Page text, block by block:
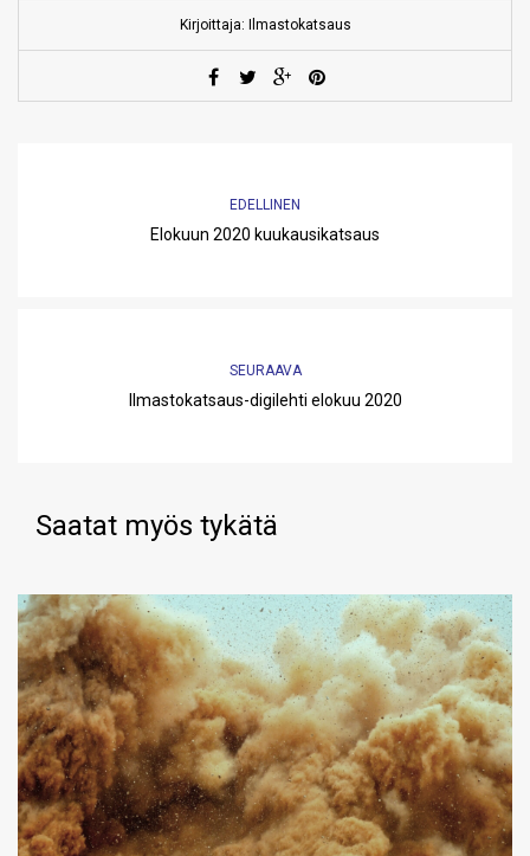
Kirjoittaja: Ilmastokatsaus
EDELLINEN
Elokuun 2020 kuukausikatsaus
SEURAAVA
Ilmastokatsaus-digilehti elokuu 2020
Saatat myös tykätä